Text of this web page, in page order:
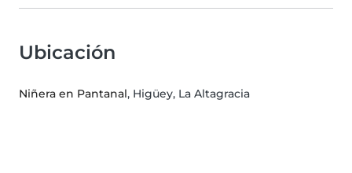
Ubicación
Niñera en Pantanal, Higüey, La Altagracia